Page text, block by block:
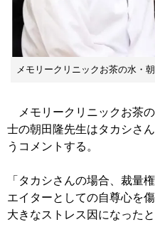
メモリークリニックお茶の水・
メモリークリニックお茶
士の朝田隆先生はタカシさ
うコメントする。
「タカシさんの場合、裁量
エイターとしての自尊心を
大きなストレス因になったと